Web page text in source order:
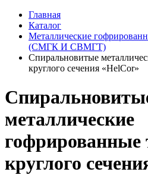
Главная
Каталог
Металлические
(СМГК И СВМГТ)
Спиральновитые
круглого сечения «HelCor»
металлические
гофрированные
круглого